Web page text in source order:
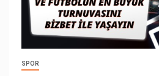
SPOR